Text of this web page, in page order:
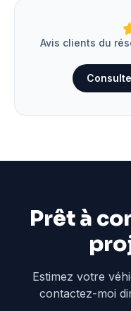
Avis clients du
Prêt à
Estimez votre
contactez-moi